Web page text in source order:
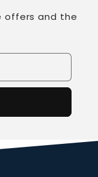
offers and the